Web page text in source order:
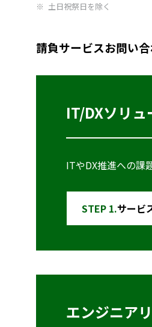
土日祝祭日を除く
請負サービスお問い
IT/DXソリ
ITやDX推進への課
STEP 1.サービ
エンジニア